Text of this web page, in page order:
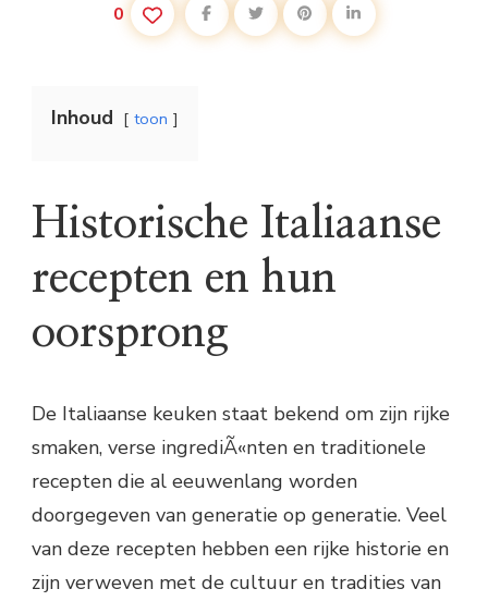
0
Inhoud toon
Historische Italiaanse
recepten en hun
oorsprong
De Italiaanse keuken staat bekend om zijn rijke
smaken, verse ingrediÃ«nten en traditionele
recepten die al eeuwenlang worden
doorgegeven van generatie op generatie. Veel
van deze recepten hebben een rijke historie en
zijn verweven met de cultuur en tradities van